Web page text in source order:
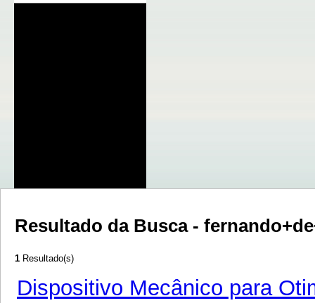
Resultado da Busca -
1 Resultado(s)
Dispositivo Mecânico para